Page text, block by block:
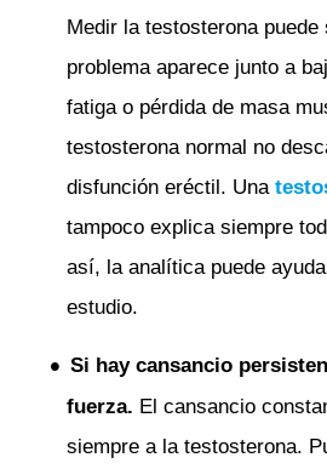
Medir la testosterona puede
problema aparece junto a
fatiga o pérdida de masa
testosterona normal no
disfunción eréctil. Una
tampoco explica siempre
así, la analítica puede
estudio.
Si hay cansancio
fuerza. El cansancio
siempre a la testosterona.